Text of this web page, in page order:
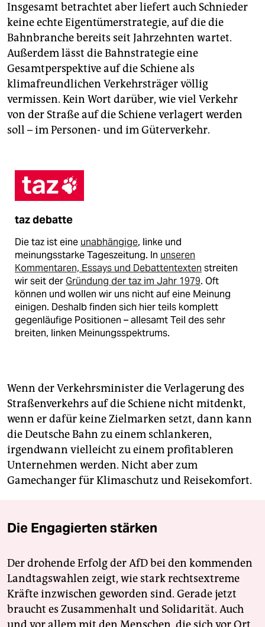
Insgesamt betrachtet aber liefert auch Schnieder
keine echte Eigentümerstrategie, auf die die
Bahnbranche bereits seit Jahrzehnten wartet.
Außerdem lässt die Bahnstrategie eine
Gesamtperspektive auf die Schiene als
klimafreundlichen Verkehrsträger völlig
vermissen. Kein Wort darüber, wie viel Verkehr
von der Straße auf die Schiene verlagert werden
soll – im Personen- und im Güterverkehr.
taz debatte
Die taz ist eine unabhängige, linke und
meinungsstarke Tageszeitung. In unseren
Kommentaren, Essays und Debattentexten streiten
wir seit derGründung der taz im Jahr 1979. Oft
können und wollen wir uns nicht auf eine Meinung
einigen. Deshalb finden sich hier teils komplett
gegenläufige Positionen – allesamt Teil des sehr
breiten, linken Meinungsspektrums.
Wenn der Verkehrsminister die Verlagerung des
Straßenverkehrs auf die Schiene nicht mitdenkt,
wenn er dafür keine Zielmarken setzt, dann kann
die Deutsche Bahn zu einem schlankeren,
irgendwann vielleicht zu einem profitableren
Unternehmen werden. Nicht aber zum
Gamechanger für Klimaschutz und Reisekomfort.
Die Engagierten stärken
Der drohende Erfolg der AfD bei den kommenden
Landtagswahlen zeigt, wie stark rechtsextreme
Kräfte inzwischen geworden sind. Gerade jetzt
braucht es Zusammenhalt und Solidarität. Auch